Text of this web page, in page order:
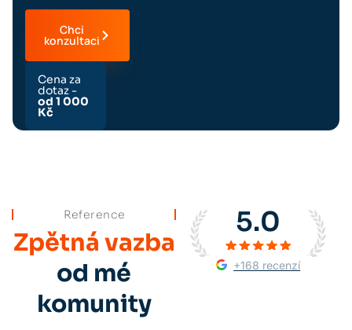
Chci
konzultaci
Cena za
dotaz -
od 1 000
Kč
Reference
Zpětná vazba
od mé
komunity
5.0
+168 recenzí